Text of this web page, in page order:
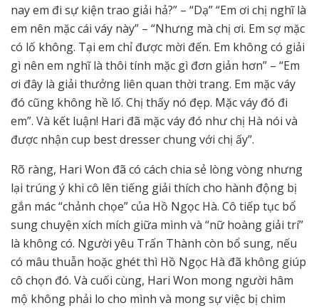
nay em đi sự kiện trao giải hả?” – “Dạ” “Em ơi chị nghĩ là
em nên mặc cái váy này” – “Nhưng mà chị ơi. Em sợ mặc
có lố không. Tại em chỉ được mời đến. Em không có giải
gì nên em nghĩ là thôi tính mặc gì đơn giản hơn” – “Em
ơi đây là giải thưởng liên quan thời trang. Em mặc váy
đó cũng không hề lố. Chị thấy nó đẹp. Mặc váy đó đi
em”. Và kết luận! Hari đã mặc váy đó như chị Hà nói và
được nhận cup best dresser chung với chị ấy”.
Rõ ràng, Hari Won đã có cách chia sẻ lòng vòng nhưng
lại trúng ý khi cô lên tiếng giải thích cho hành động bị
gắn mác “chảnh chọe” của Hồ Ngọc Hà. Cô tiếp tục bổ
sung chuyện xích mích giữa mình và “nữ hoàng giải trí”
là không có. Người yêu Trấn Thành còn bổ sung, nếu
có mâu thuẫn hoặc ghét thì Hồ Ngọc Hà đã không giúp
cô chọn đó. Và cuối cùng, Hari Won mong người hâm
mộ không phải lo cho mình và mong sự việc bị chìm